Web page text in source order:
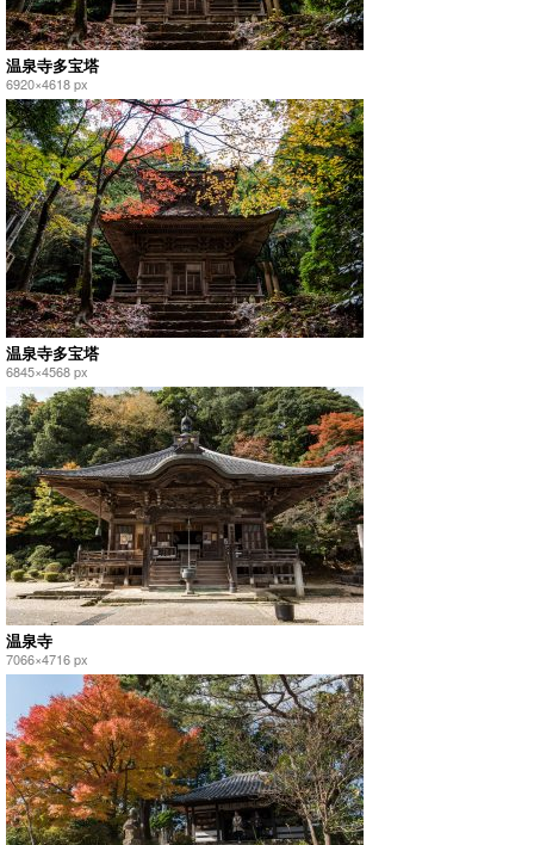
温泉寺多宝塔
6920×4618 px
温泉寺多宝塔
6845×4568 px
温泉寺
7066×4716 px